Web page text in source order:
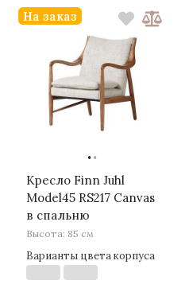
··
Кресло Finn Juhl
Model45 RS217 Canvas
в спальню
Высота: 85 см
Варианты цвета корпуса
На заказ